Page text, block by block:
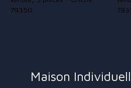
Maison